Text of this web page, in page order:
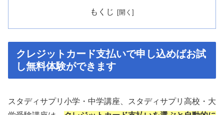
もくじ
クレジットカード支払いで申し込めばお試
し無料体験ができます
スタディサプリ小学・中学講座、スタディサプリ高校・大